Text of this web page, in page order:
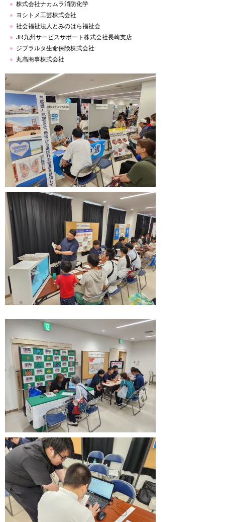
株式会社ナカムラ消防化学
ヨシトメ工芸株式会社
社会福祉法人とみのはら福祉会
JR九州サービスサポート株式会社長崎支店
ジブラルタ生命保険株式会社
丸髙商事株式会社